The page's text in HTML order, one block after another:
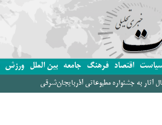
اقتصاد فرهنگ جامعه بین الملل ورزش
آثار به جشنواره مطبوعاتی آذربایجان‌شرقی